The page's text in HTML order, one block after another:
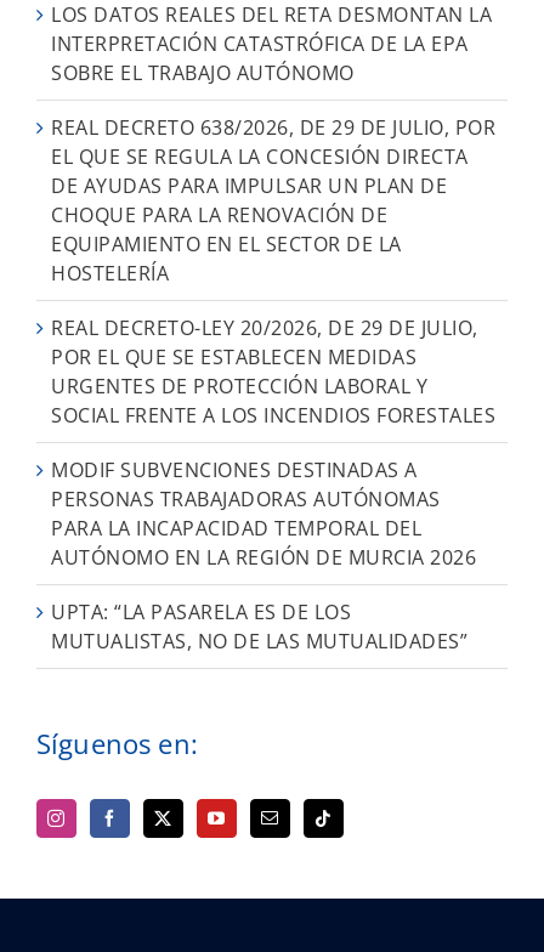
LOS DATOS REALES DEL RETA DESMONTAN LA
INTERPRETACIÓN CATASTRÓFICA DE LA EPA
SOBRE EL TRABAJO AUTÓNOMO
REAL DECRETO 638/2026, DE 29 DE JULIO, POR
EL QUE SE REGULA LA CONCESIÓN DIRECTA
DE AYUDAS PARA IMPULSAR UN PLAN DE
CHOQUE PARA LA RENOVACIÓN DE
EQUIPAMIENTO EN EL SECTOR DE LA
HOSTELERÍA
REAL DECRETO-LEY 20/2026, DE 29 DE JULIO,
POR EL QUE SE ESTABLECEN MEDIDAS
URGENTES DE PROTECCIÓN LABORAL Y
SOCIAL FRENTE A LOS INCENDIOS FORESTALES
MODIF SUBVENCIONES DESTINADAS A
PERSONAS TRABAJADORAS AUTÓNOMAS
PARA LA INCAPACIDAD TEMPORAL DEL
AUTÓNOMO EN LA REGIÓN DE MURCIA 2026
UPTA: “LA PASARELA ES DE LOS
MUTUALISTAS, NO DE LAS MUTUALIDADES”
Síguenos en: